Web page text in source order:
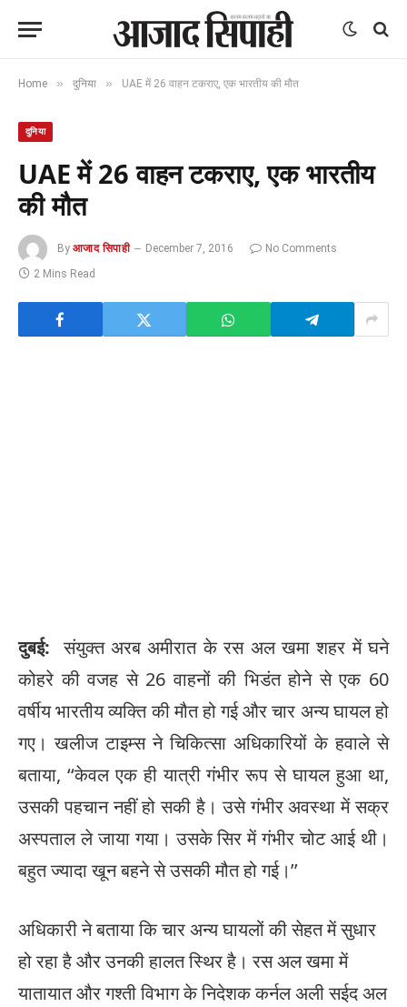
Home » दुनिया » UAE में 26 वाहन टकराए, एक भारतीय की मौत
दुनिया
UAE में 26 वाहन टकराए, एक भारतीय
की मौत
By आजाद सिपाही December 7, 2016
No Comments
2 Mins Read
दुबई: संयुक्त अरब अमीरात के रस अल खमा शहर में घने
कोहरे की वजह से 26 वाहनों की भिडंत होने से एक 60
वर्षीय भारतीय व्यक्ति की मौत हो गई और चार अन्य घायल हो
गए। खलीज टाइम्स ने चिकित्सा अधिकारियों के हवाले से
बताया, ‘‘केवल एक ही यात्री गंभीर रूप से घायल हुआ था,
उसकी पहचान नहीं हो सकी है। उसे गंभीर अवस्था में सक्र
अस्पताल ले जाया गया। उसके सिर में गंभीर चोट आई थी।
बहुत ज्यादा खून बहने से उसकी मौत हो गई।’’
अधिकारी ने बताया कि चार अन्य घायलों की सेहत में सुधार
हो रहा है और उनकी हालत स्थिर है। रस अल खमा में
यातायात और गश्ती विभाग के निदेशक कर्नल अली सईद अल